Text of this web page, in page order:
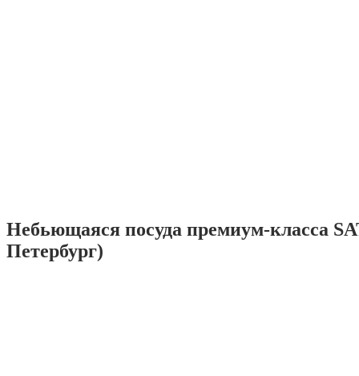
Небьющаяся посуда премиум-класса
Петербург)